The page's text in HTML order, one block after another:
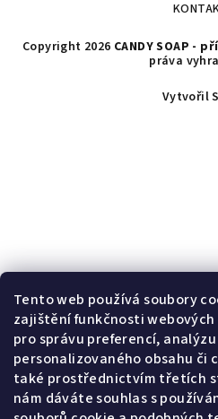
Tento web používá soubory
zajištění funkčnosti
pro správu preferencí,
personalizovaného obsahu či
také prostřednictvím třetích
nám dáváte souhlas s
Copyright 2026 CANDY SOAP -
práva
Vytvořil